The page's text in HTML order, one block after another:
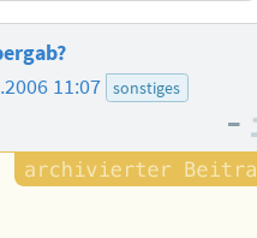
11:07 sonstiges
–